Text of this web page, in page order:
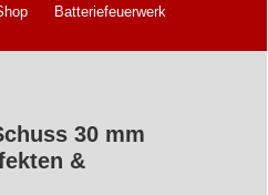
Batteriefeuerwerk
30 mm
&